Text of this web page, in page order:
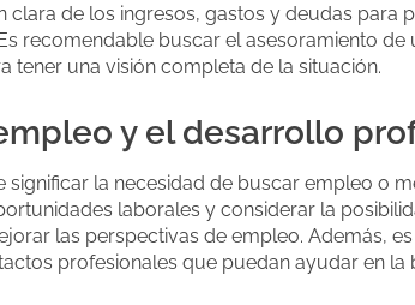
clara de los ingresos, gastos y deudas para
recomendable buscar el asesoramiento
tener una visión completa de la situación.
y el desarrollo
la necesidad de buscar empleo o
laborales y considerar la
las perspectivas de empleo. Además,
profesionales que puedan ayudar en la